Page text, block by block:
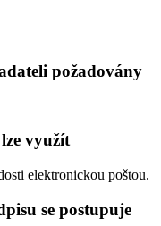
požadovány
využít
elektronickou poštou.
se postupuje